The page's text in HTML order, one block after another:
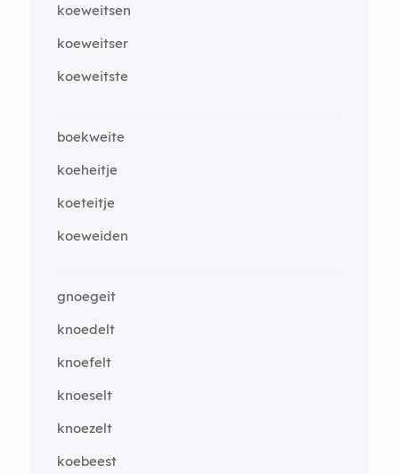
koeweitsen
koeweitser
koeweitste
boekweite
koeheitje
koeteitje
koeweiden
gnoegeit
knoedelt
knoefelt
knoeselt
knoezelt
koebeest